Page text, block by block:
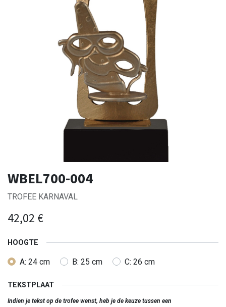
WBEL700-004
TROFEE KARNAVAL
42,02 €
HOOGTE
A: 24 cm B: 25 cm C: 26 cm
TEKSTPLAAT
Indien je tekst op de trofee wenst, heb je de keuze tussen een